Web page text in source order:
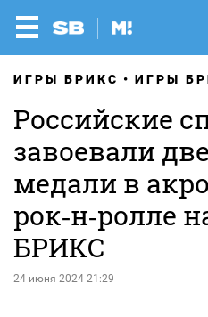
ИГРЫ БРИКС ИГРЫ
Российские
завоевали
медали в
рок‑н‑ролле
БРИКС
24 июня 2024 21:29